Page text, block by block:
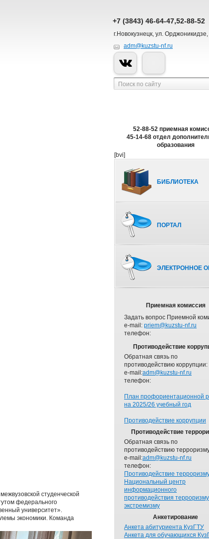
+7 (3843) 46-64-47,52-88-52
г.Новокузнецк, ул.
adm@kuzstu-nf.ru
студенческой
федерального
университет».
экономики. Команда
52-88-52 приемная
45-14-68 отдел
образования
[bvi]
БИБЛИОТЕКА
ПОРТАЛ
ЭЛЕКТРОННОЕ
Приемная комиссия
Задать вопрос Приемной
e-mail: priem@kuzstu-nf.ru
телефон:
Противодействие
Обратная связь по
противодействию коррупции:
e-mail:adm@kuzstu-nf.ru
телефон:
План профориентационной
на 2025/26 учебный год
Противодействие коррупции
Противодействие
Обратная связь по
противодействию
e-mail:adm@kuzstu-nf.ru
телефон:
Противодействие
Национальный центр
информационного
противодействия
экстремизму
Анкетирование
Анкета абитуриента КузГТУ
Анкета для обучающихся